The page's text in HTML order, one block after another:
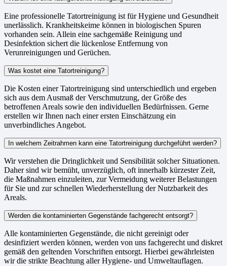
Eine professionelle Tatortreinigung ist für Hygiene und Gesundheit
unerlässlich. Krankheitskeime können in biologischen Spuren
vorhanden sein. Allein eine sachgemäße Reinigung und
Desinfektion sichert die lückenlose Entfernung von
Verunreinigungen und Gerüchen.
Was kostet eine Tatortreinigung?
Die Kosten einer Tatortreinigung sind unterschiedlich und ergeben
sich aus dem Ausmaß der Verschmutzung, der Größe des
betroffenen Areals sowie den individuellen Bedürfnissen. Gerne
erstellen wir Ihnen nach einer ersten Einschätzung ein
unverbindliches Angebot.
In welchem Zeitrahmen kann eine Tatortreinigung durchgeführt werden?
Wir verstehen die Dringlichkeit und Sensibilität solcher Situationen.
Daher sind wir bemüht, unverzüglich, oft innerhalb kürzester Zeit,
die Maßnahmen einzuleiten, zur Vermeidung weiterer Belastungen
für Sie und zur schnellen Wiederherstellung der Nutzbarkeit des
Areals.
Werden die kontaminierten Gegenstände fachgerecht entsorgt?
Alle kontaminierten Gegenstände, die nicht gereinigt oder
desinfiziert werden können, werden von uns fachgerecht und diskret
gemäß den geltenden Vorschriften entsorgt. Hierbei gewährleisten
wir die strikte Beachtung aller Hygiene- und Umweltauflagen.